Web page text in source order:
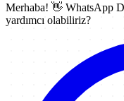
Merhaba! 👋 WhatsApp
yardımcı olabiliriz?